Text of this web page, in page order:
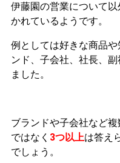
伊藤園の営業について以
かれているようです。
例としては好きな商品
ンド、子会社、社長、
ました。
ブランドや子会社など
ではなく 3つ以上は答え
でしょう。